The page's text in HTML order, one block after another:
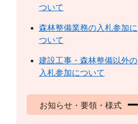
ついて
森林整備業務の入札参加に
ついて
建設工事・森林整備以外の
入札参加について
お知らせ・要領・様式